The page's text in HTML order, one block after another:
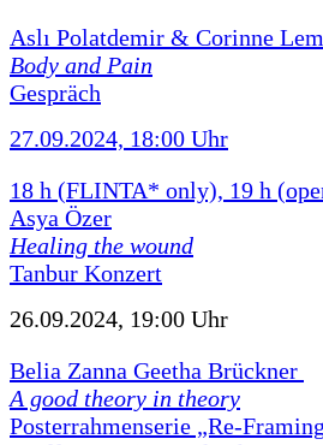
Aslı Polatdemir & Corinne
Body and Pain
Gespräch
27.09.2024, 18:00 Uhr
18 h (FLINTA* only), 19 h
Asya Özer
Healing the wound
Tanbur Konzert
26.09.2024, 19:00 Uhr
Belia Zanna Geetha Brückner
A good theory in theory
Posterrahmenserie „Re-